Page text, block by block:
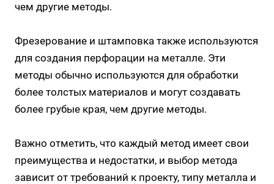
чем другие методы.
Фрезерование и штамповка также используются
для создания перфорации на металле. Эти
методы обычно используются для обработки
более толстых материалов и могут создавать
более грубые края, чем другие методы.
Важно отметить, что каждый метод имеет свои
преимущества и недостатки, и выбор метода
зависит от требований к проекту, типу металла и